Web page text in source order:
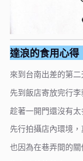
達浪的食用心得
來到台南出差的第二
先到飯店寄放完行
趁著一開門還沒有太
先行拍攝店內環境，
也因為在巷弄間的